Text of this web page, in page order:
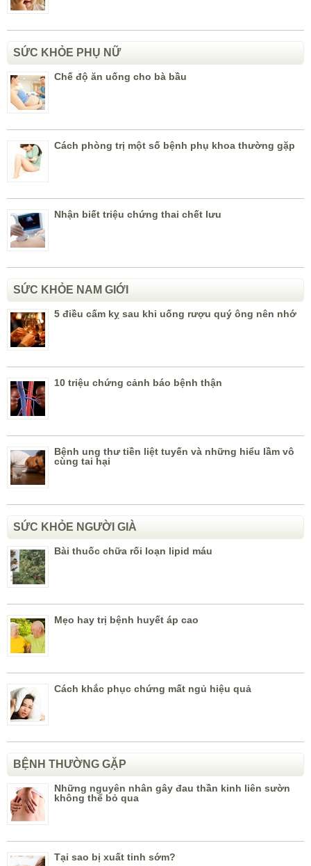
SỨC KHỎE PHỤ NỮ
Chế độ ăn uống cho bà bầu
Cách phòng trị một số bệnh phụ khoa thường gặp
Nhận biết triệu chứng thai chết lưu
SỨC KHỎE NAM GIỚI
5 điều cấm kỵ sau khi uống rượu quý ông nên nhớ
10 triệu chứng cảnh báo bệnh thận
Bệnh ung thư tiền liệt tuyến và những hiểu lầm vô
cùng tai hại
SỨC KHỎE NGƯỜI GIÀ
Bài thuốc chữa rối loạn lipid máu
Mẹo hay trị bệnh huyết áp cao
Cách khắc phục chứng mất ngủ hiệu quả
BỆNH THƯỜNG GẶP
Những nguyên nhân gây đau thần kinh liên sườn
không thể bỏ qua
Tại sao bị xuất tinh sớm?